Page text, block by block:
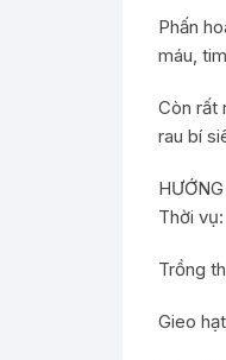
Phấn
máu,
Còn rất
rau bí
Thời vụ:
Trồng
Gieo